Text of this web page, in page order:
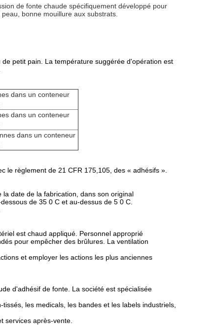
de fonte chaude spécifiquement développé pour
bonne mouillure aux substrats.
petit pain. La température suggérée d'opération est
dans un conteneur
dans un conteneur
dans un conteneur
le règlement de 21 CFR 175,105, des « adhésifs ».
date de la fabrication, dans son original
de 35 0 C et au-dessus de 5 0 C.
est chaud appliqué. Personnel approprié
pour empêcher des brûlures. La ventilation
et employer les actions les plus anciennes
d'adhésif de fonte. La société est spécialisée
les medicals, les bandes et les labels industriels,
services après-vente.